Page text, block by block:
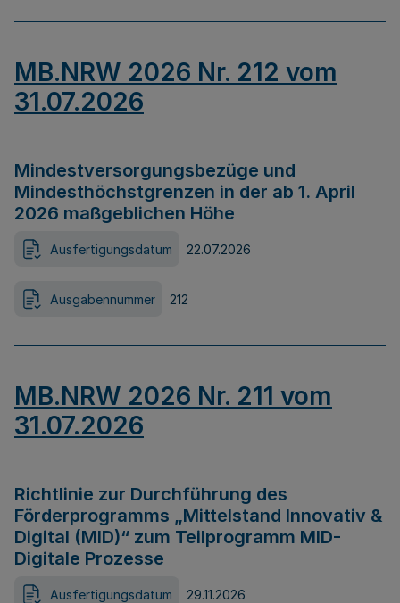
MB.NRW 2026 Nr. 212 vom
31.07.2026
Mindestversorgungsbezüge und
Mindesthöchstgrenzen in der ab 1. April
2026 maßgeblichen Höhe
Ausfertigungsdatum 22.07.2026
Ausgabennummer 212
MB.NRW 2026 Nr. 211 vom
31.07.2026
Richtlinie zur Durchführung des
Förderprogramms „Mittelstand Innovativ &
Digital (MID)“ zum Teilprogramm MID-
Digitale Prozesse
Ausfertigungsdatum 29.11.2026